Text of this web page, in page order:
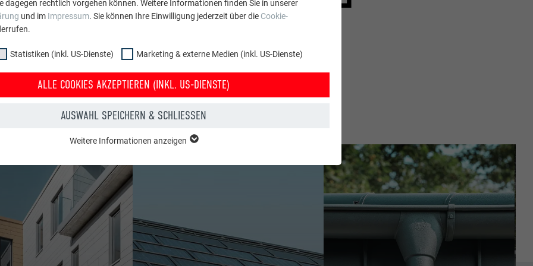
dagegen rechtlich vorgehen können. Weitere Informationen finden Sie in unserer
und im Impressum. Sie können Ihre Einwilligung jederzeit über die Cookie-
Statistiken (inkl. US-Dienste) Marketing & externe Medien (inkl. US-Dienste)
ALLE COOKIES AKZEPTIEREN (INKL. US-DIENSTE)
AUSWAHL SPEICHERN & SCHLIESSEN
die Website einwandfrei funktioniert.
PHPSESSID
PHP
Sitzung
Cookie-Informationen anzeigen
US-DIENSTE)
(inkl. US-Dienste)"-Cookies helfen uns zu verstehen, wie die Website genutzt wird.
gesammelt, um die Nutzererfahrung der Website zu verbessern.
Weitere Informationen anzeigen